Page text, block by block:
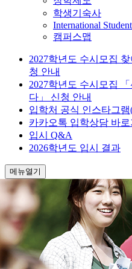
학생기숙사
International
캠퍼스맵
2027학년도 수시모집
청 안내
2027학년도 수시모집
다」 신청 안내
입학처 공식 인스타그램
카카오톡 입학상담 바로
입시 Q&A
2026학년도 입시 결과
메뉴열기